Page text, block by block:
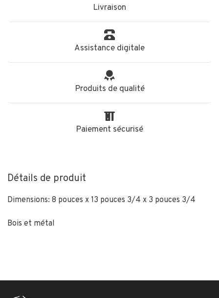
Livraison
Assistance digitale
Produits de qualité
Paiement sécurisé
Détails de produit
Dimensions: 8 pouces x 13 pouces 3/4 x 3 pouces 3/4
Bois et métal